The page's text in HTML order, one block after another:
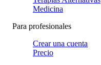
Medicina
Para profesionales
Crear una cuenta
Precio